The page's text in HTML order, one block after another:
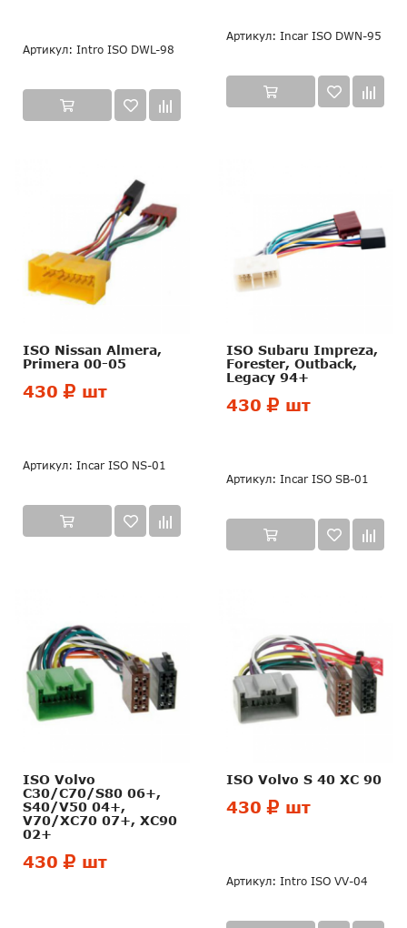
Артикул: Intro ISO DWL-98
Артикул: Incar ISO DWN-95
ISO Nissan Almera,
Primerа 00-05
430 шт
Артикул: Incar ISO NS-01
ISO Subaru Impreza,
Forester, Outback,
Legacу 94+
430 шт
Артикул: Incar ISO SB-01
ISO Volvo
C30/C70/S80 06+,
S40/V50 04+,
V70/XC70 07+, XC90
02+
430 шт
ISO Volvo S 40 XC 90
430 шт
Артикул: Intro ISO VV-04